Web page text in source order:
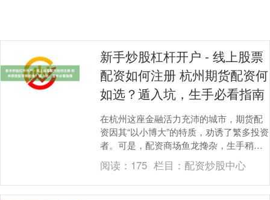
新手炒股杠杆开户 - 线上股票
配资如何注册 杭州期货配资何
如选？遁入坑，生手必看指南
在杭州这座金融活力充沛的城市，期货配
资因其“以小博大”的特质，劝诱了繁多投资
者。可是，配资商场鱼龙搀杂，生手稍有
失慎便可能掉入罗网。本文为你梳理一套
实用指南，助....
阅读： 175 栏目： 配资炒股中心